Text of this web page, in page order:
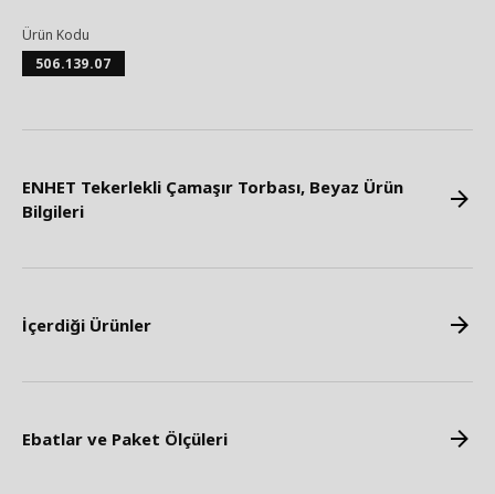
Ürün Kodu
506.139.07
ENHET Tekerlekli Çamaşır Torbası, Beyaz Ürün
Bilgileri
İçerdiği Ürünler
Ebatlar ve Paket Ölçüleri